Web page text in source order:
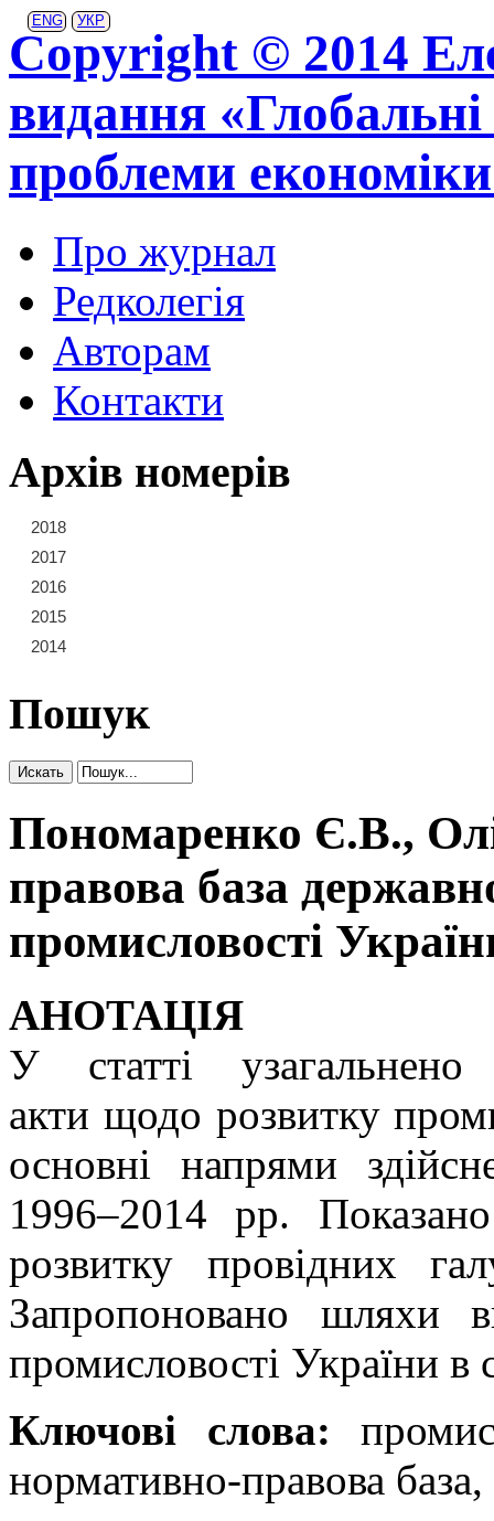
ENG УКР
Copyright © 2014
видання «Глобальні
проблеми
Про журнал
Редколегія
Авторам
Контакти
Архів номерів
2018
2017
2016
2015
2014
Пошук
Пономаренко Є.В.,
правова база
промисловості
АНОТАЦІЯ
У статті узагальнено
акти щодо розвитку
основні напрями
1996–2014 рр.
розвитку провідних
Запропоновано шляхи
промисловості України в
Ключові слова:
нормативно-правова